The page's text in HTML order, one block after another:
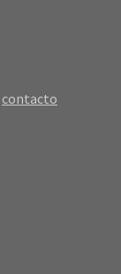
contacto